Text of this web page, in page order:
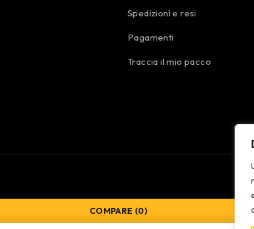
Spedizioni e resi
Pagamenti
Traccia il mio pacco
COMPARE (0)